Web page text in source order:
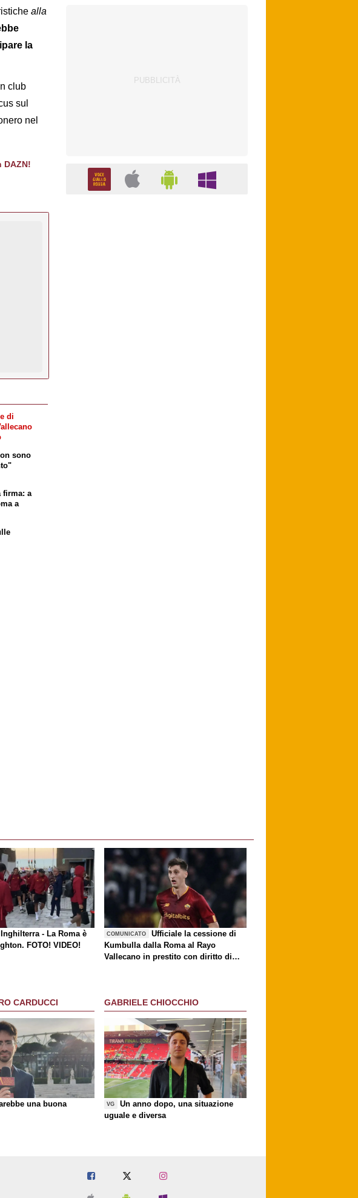
alla
la
club
sul
nel
DAZN!
di
sono
firma: a
a
- La Roma è
FOTO! VIDEO!
COMUNICATO
Ufficiale la cessione di
Kumbulla dalla Roma al Rayo
Vallecano in prestito con diritto di
CARDUCCI
una buona
GABRIELE CHIOCCHIO
VG
Un anno dopo, una situazione
uguale e diversa